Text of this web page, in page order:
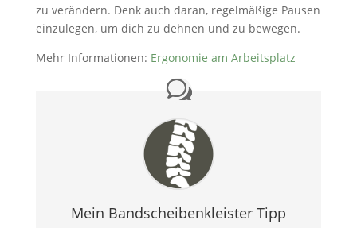
zu verändern. Denk auch daran, regelmäßige Pausen
einzulegen, um dich zu dehnen und zu bewegen.
Mehr Informationen: Ergonomie am Arbeitsplatz
Mein Bandscheibenkleister Tipp